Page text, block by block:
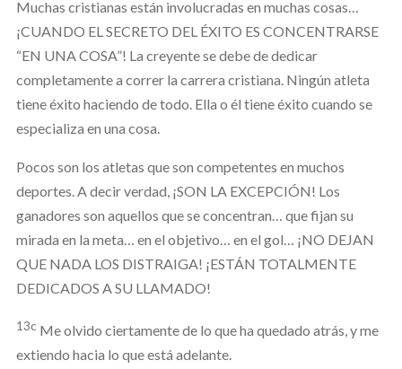
Muchas cristianas están involucradas en muchas cosas…
¡CUANDO EL SECRETO DEL ÉXITO ES CONCENTRARSE
“EN UNA COSA”! La creyente se debe de dedicar
completamente a correr la carrera cristiana. Ningún atleta
tiene éxito haciendo de todo. Ella o él tiene éxito cuando se
especializa en una cosa.
Pocos son los atletas que son competentes en muchos
deportes. A decir verdad, ¡SON LA EXCEPCIÓN! Los
ganadores son aquellos que se concentran… que fijan su
mirada en la meta… en el objetivo… en el gol… ¡NO DEJAN
QUE NADA LOS DISTRAIGA! ¡ESTÁN TOTALMENTE
DEDICADOS A SU LLAMADO!
13c Me olvido ciertamente de lo que ha quedado atrás, y me
extiendo hacia lo que está adelante.